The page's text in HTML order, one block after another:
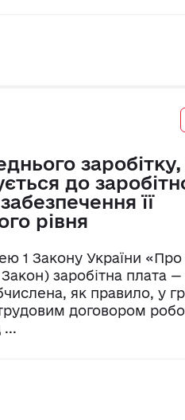
до
її
рівня
1 Закону України
заробітна плата —
як правило, у
договором
...